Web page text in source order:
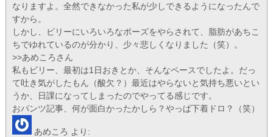
なりますよ。全然できなかった私が少しできるようになったんで
すから。
しかし、ビリーにいろいろなポーズをやらされて、脂肪があちこ
ちでゆれているのが分かり、少々悲しくなりました（笑）。
>>あめころさん
私もビリー、最初は1日おきとか、そんなペースでしたよ。だっ
て吐き気がしたもん（酸欠？）最近はやらないと気持ち悪いとい
うか、日課になってしまったのでやってる感じです。
おパンツ記事、何が面白かったかしら？やっぱ下着ドロ？（笑）
あめころ より: